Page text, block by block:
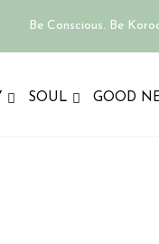
Be Conscious. Be
SOUL GOOD